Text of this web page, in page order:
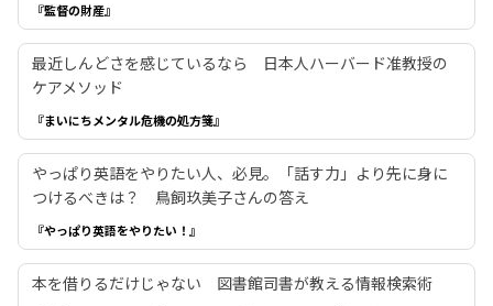
『監督の財産』
最近しんどさを感じているなら 日本人ハーバード准教授の
ケアメソッド
『まいにちメンタル危機の処方箋』
やっぱり英語をやりたい人、必見。「話す力」より先に身に
つけるべきは？ 鳥飼玖美子さんの答え
『やっぱり英語をやりたい！』
本を借りるだけじゃない 図書館司書が教える情報検索術